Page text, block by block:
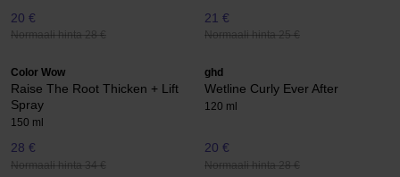
20 €
Normaali hinta 28 €
21 €
Normaali hinta 25 €
Color Wow
Raise The Root Thicken + Lift
Spray
150 ml
28 €
Normaali hinta 34 €
ghd
Wetline Curly Ever After
120 ml
20 €
Normaali hinta 28 €